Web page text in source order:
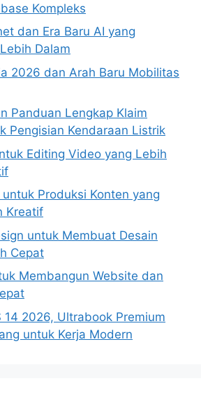
Kompleks
dan Era Baru AI yang
Dalam
2026 dan Arah Baru Mobilitas
Panduan Lengkap Klaim
Pengisian Kendaraan Listrik
Editing Video yang Lebih
Produksi Konten yang
Kreatif
untuk Membuat Desain
Cepat
Membangun Website dan
14 2026, Ultrabook Premium
untuk Kerja Modern